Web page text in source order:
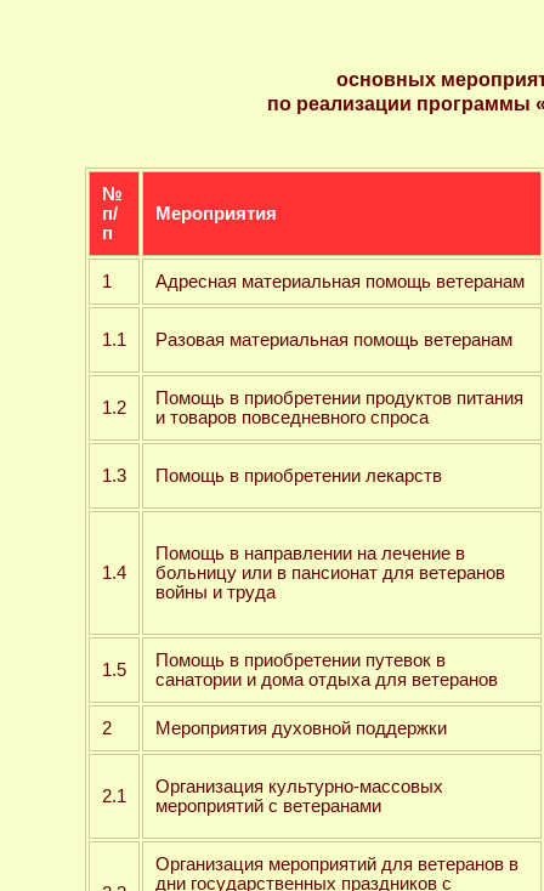
основных
по реализации программы
№
п/
п
Мероприятия
1 Адресная материальная помощь ветеранам
1.1 Разовая материальная помощь ветеранам
1.2
Помощь в приобретении продуктов питания
и товаров повседневного спроса
1.3 Помощь в приобретении лекарств
1.4
Помощь в направлении на лечение в
больницу или в пансионат для ветеранов
войны и труда
1.5
Помощь в приобретении путевок в
санатории и дома отдыха для ветеранов
2 Мероприятия духовной поддержки
2.1
Организация культурно-массовых
мероприятий с ветеранами
Организация мероприятий для ветеранов в
дни государственных праздников с